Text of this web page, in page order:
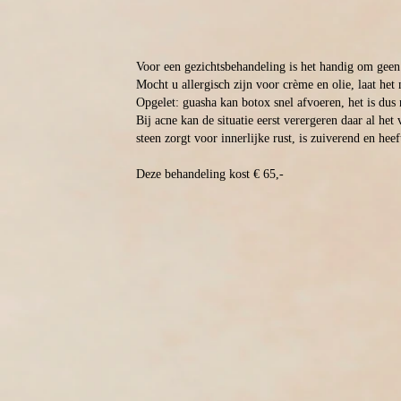
Voor een gezichtsbehandeling is het handig om
Mocht u allergisch zijn voor crème en olie, laat
Opgelet: guasha kan botox snel afvoeren, het is
Bij acne kan de situatie eerst verergeren daar al
steen zorgt voor innerlijke rust, is zuiverend en
Deze behandeling kost € 65,-